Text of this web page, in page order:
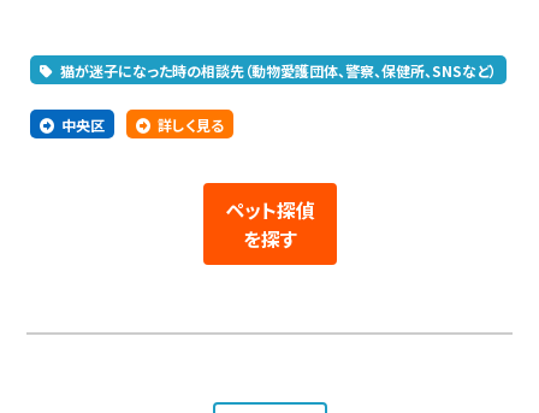
猫が迷子になった時の相談先（動物愛護団体、警察、保健所、SNSなど）
中央区 詳しく見る
ペット探偵
を探す